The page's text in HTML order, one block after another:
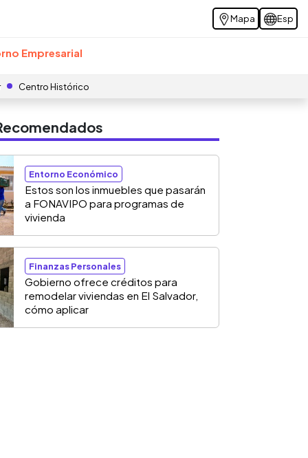
Mapa Esp
Empresarial
Centro Histórico
Entorno Económico
Estos son los inmuebles que pasarán
a FONAVIPO para programas de
vivienda
Finanzas Personales
Gobierno ofrece créditos para
remodelar viviendas en El Salvador,
cómo aplicar